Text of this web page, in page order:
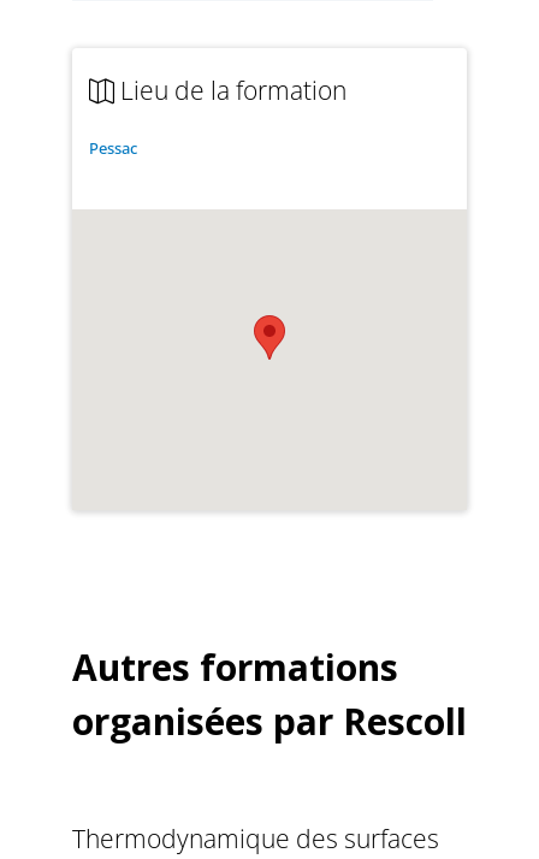
Lieu de la formation
Pessac
Autres formations
organisées par Rescoll
Thermodynamique des surfaces